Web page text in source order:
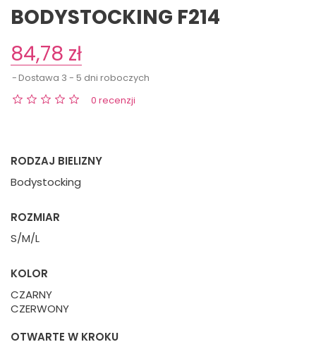
BODYSTOCKING F214
84,78 zł
Dostawa 3 - 5 dni roboczych
0 recenzji
RODZAJ BIELIZNY
Bodystocking
ROZMIAR
S/M/L
KOLOR
CZARNY
CZERWONY
OTWARTE W KROKU